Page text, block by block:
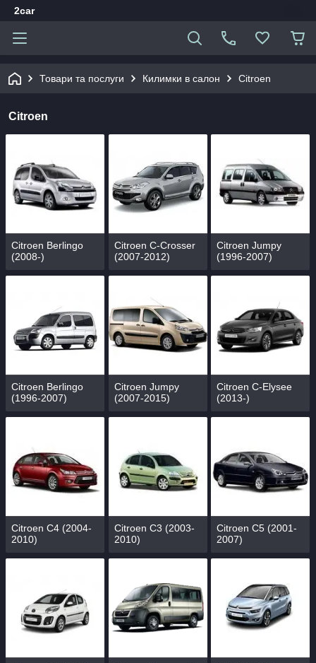
2car
Товари та послуги Килимки в салон Citroen
Citroen
Citroen Berlingo
(2008-)
Citroen C-Crosser
(2007-2012)
Citroen Jumpy
(1996-2007)
Citroen Berlingo
(1996-2007)
Citroen Jumpy
(2007-2015)
Citroen C-Elysee
(2013-)
Citroen C4 (2004-
2010)
Citroen C3 (2003-
2010)
Citroen C5 (2001-
2007)